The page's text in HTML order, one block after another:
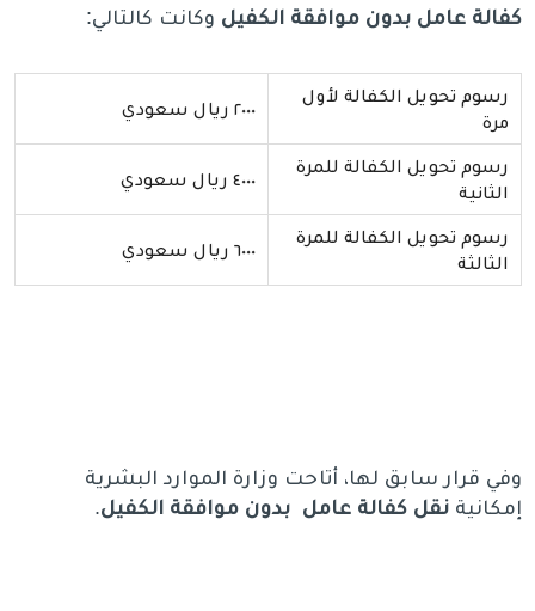
كفالة عامل بدون موافقة الكفيل وكانت كالتالي:
رسوم تحويل الكفالة لأول
مرة
٢٠٠٠ ريال سعودي
رسوم تحويل الكفالة للمرة
الثانية
٤٠٠٠ ريال سعودي
رسوم تحويل الكفالة للمرة
الثالثة
٦٠٠٠ ريال سعودي
وفي قرار سابق لها، أتاحت وزارة الموارد البشرية
إمكانيةنقل كفالة عامل بدون موافقة الكفيل.